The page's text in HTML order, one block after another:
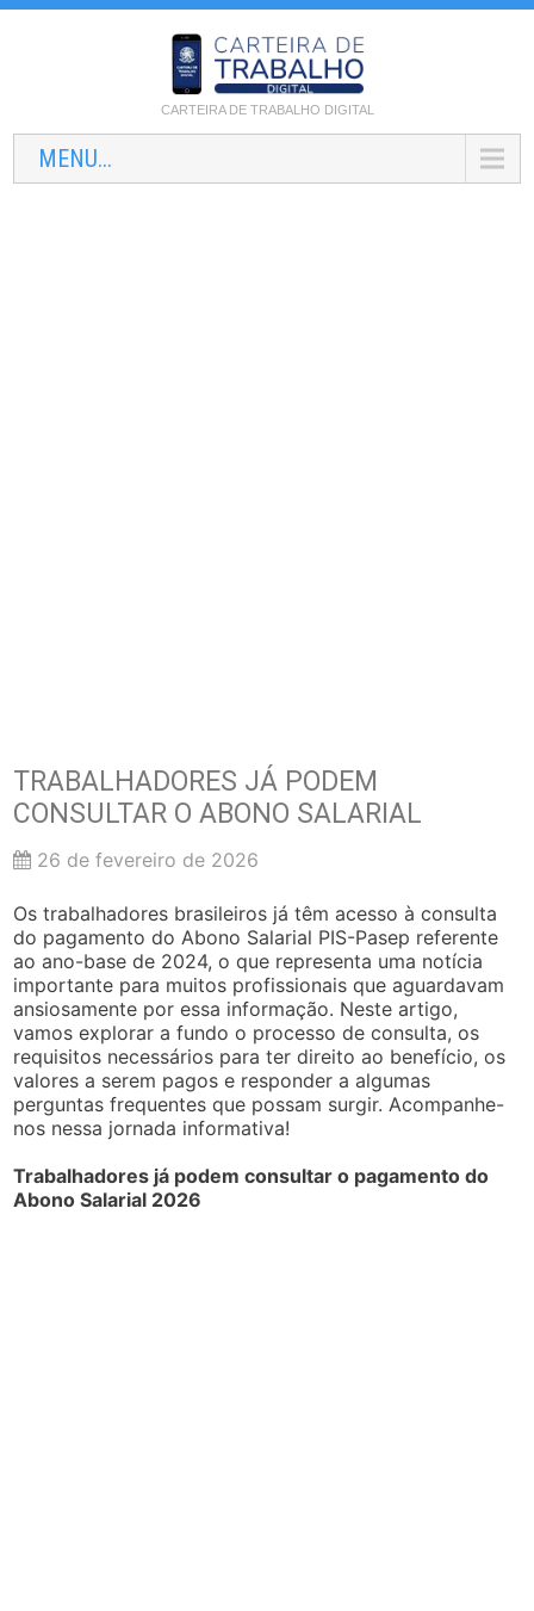
CARTEIRA DE TRABALHO DIGITAL
MENU...
TRABALHADORES JÁ PODEM
CONSULTAR O ABONO SALARIAL
26 de fevereiro de 2026
Os trabalhadores brasileiros já têm acesso à consulta
do pagamento do Abono Salarial PIS-Pasep referente
ao ano-base de 2024, o que representa uma notícia
importante para muitos profissionais que aguardavam
ansiosamente por essa informação. Neste artigo,
vamos explorar a fundo o processo de consulta, os
requisitos necessários para ter direito ao benefício, os
valores a serem pagos e responder a algumas
perguntas frequentes que possam surgir. Acompanhe-
nos nessa jornada informativa!
Trabalhadores já podem consultar o pagamento do
Abono Salarial 2026